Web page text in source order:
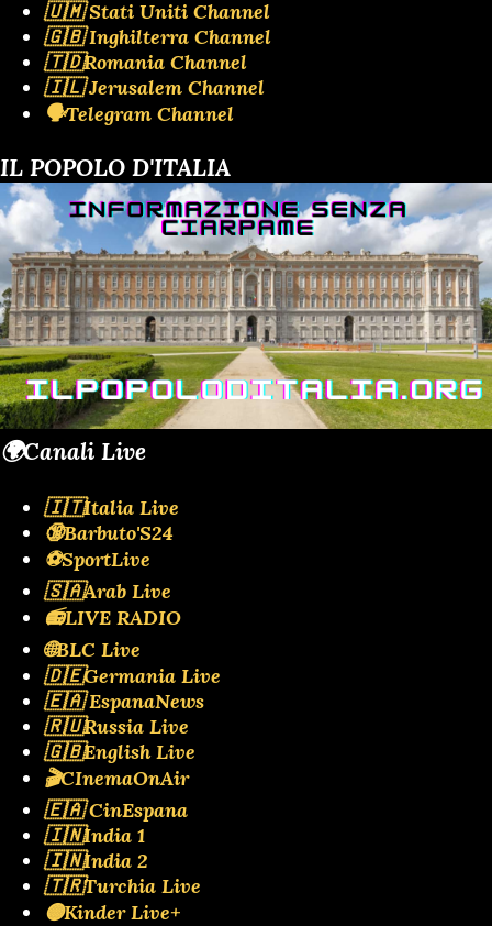
🇺🇲 Stati Uniti Channel
🇬🇧 Inghilterra Channel
🇹🇩Romania Channel
🇮🇱 Jerusalem Channel
🗣️Telegram Channel
IL POPOLO D'ITALIA
🌍Canali Live
🇮🇹Italia Live
🔞Barbuto'S24
⚽SportLive
🇸🇦Arab Live
📻LIVE RADIO
🌐BLC Live
🇩🇪Germania Live
🇪🇦 EspanaNews
🇷🇺Russia Live
🇬🇧English Live
🎬CInemaOnAir
🇪🇦 CinEspana
🇮🇳India 1
🇮🇳India 2
🇹🇷Turchia Live
🟡Kinder Live+